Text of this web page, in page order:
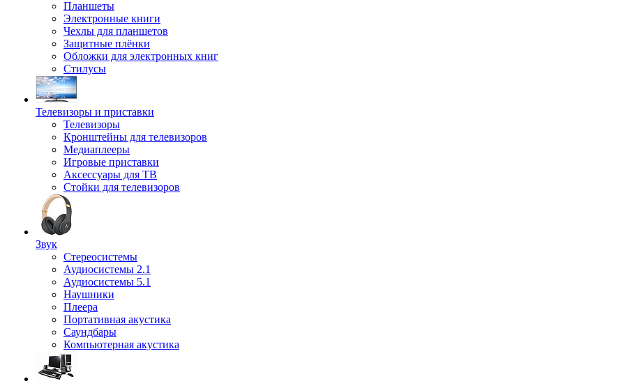
Планшеты
Электронные книги
Чехлы для планшетов
Защитные плёнки
Обложки для электронных книг
Стилусы
Телевизоры и приставки
Телевизоры
Кронштейны для телевизоров
Медиаплееры
Игровые приставки
Аксессуары для ТВ
Стойки для телевизоров
Звук
Стереосистемы
Аудиосистемы 2.1
Аудиосистемы 5.1
Наушники
Плеера
Портативная акустика
Саундбары
Компьютерная акустика